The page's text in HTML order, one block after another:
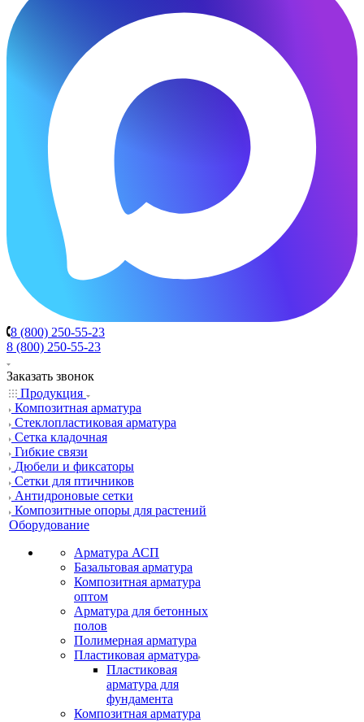
8 (800) 250-55-23
8 (800) 250-55-23
Заказать звонок
Продукция
Композитная арматура
Cтеклопластиковая арматура
Сетка кладочная
Гибкие связи
Дюбели и фиксаторы
Сетки для птичников
Антидроновые сетки
Композитные опоры для растений
Оборудование
Арматура АСП
Базальтовая арматура
Композитная арматура
оптом
Арматура для бетонных
полов
Полимерная арматура
Пластиковая арматура
Пластиковая
арматура для
фундамента
Композитная арматура